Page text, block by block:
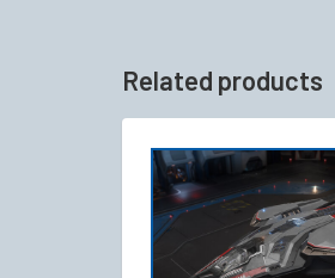
Related products